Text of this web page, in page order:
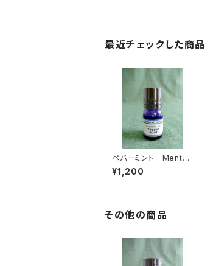
最近チェックした商品
ペパーミント Mentha
piperita
¥1,200
その他の商品